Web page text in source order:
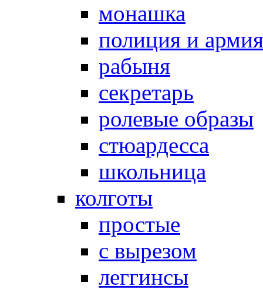
монашка
полиция и армия
рабыня
секретарь
ролевые образы
стюардесса
школьница
колготы
простые
с вырезом
леггинсы